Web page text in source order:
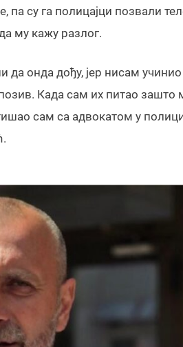
па су га полицајци позвали
му кажу разлог.
да онда дођу, јер нисам
Када сам их питао
сам са адвокатом у